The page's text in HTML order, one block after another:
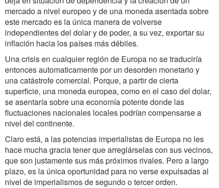
mercado a nivel europeo y de una moneda asentada sobre
este mercado es la única manera de volverse
independientes del dolar y de poder, a su vez, exportar su
inflación hacia los países más débiles.
Una crisis en cualquier región de Europa no se traduciría
entonces automaticamente por un desorden monetario y
una catástrofe comercial. Porque, a partir de cierta
superficie, una moneda europea, como en el caso del dolar,
se asentaría sobre una economía potente donde las
fluctuaciones nacionales locales podrían compensarse a
nivel del continente.
Claro está, a las potencias imperialistas de Europa no les
hace mucha gracia tener que arreglárselas con sus vecinos,
que son justamente sus más próximos rivales. Pero a largo
plazo, es la única oportunidad para no verse expulsadas al
nivel de imperialismos de segundo o tercer orden.